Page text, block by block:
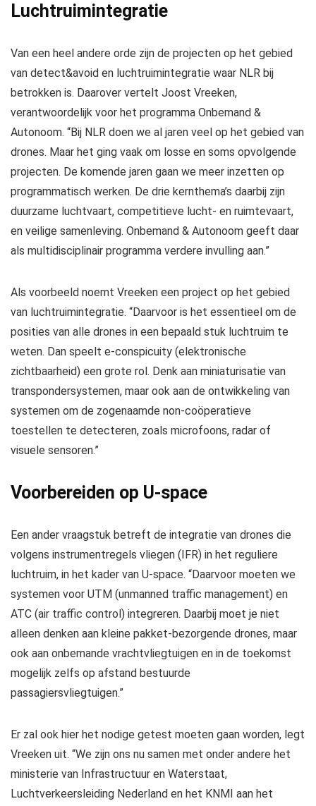
Luchtruimintegratie
Van een heel andere orde zijn de projecten op het gebied
van detect&avoid en luchtruimintegratie waar NLR bij
betrokken is. Daarover vertelt Joost Vreeken,
verantwoordelijk voor het programma Onbemand &
Autonoom. “Bij NLR doen we al jaren veel op het gebied van
drones. Maar het ging vaak om losse en soms opvolgende
projecten. De komende jaren gaan we meer inzetten op
programmatisch werken. De drie kernthema’s daarbij zijn
duurzame luchtvaart, competitieve lucht- en ruimtevaart,
en veilige samenleving. Onbemand & Autonoom geeft daar
als multidisciplinair programma verdere invulling aan.”
Als voorbeeld noemt Vreeken een project op het gebied
van luchtruimintegratie. “Daarvoor is het essentieel om de
posities van alle drones in een bepaald stuk luchtruim te
weten. Dan speelt e-conspicuity (elektronische
zichtbaarheid) een grote rol. Denk aan miniaturisatie van
transpondersystemen, maar ook aan de ontwikkeling van
systemen om de zogenaamde non-coöperatieve
toestellen te detecteren, zoals microfoons, radar of
visuele sensoren.”
Voorbereiden op U-space
Een ander vraagstuk betreft de integratie van drones die
volgens instrumentregels vliegen (IFR) in het reguliere
luchtruim, in het kader van U-space. “Daarvoor moeten we
systemen voor UTM (unmanned traffic management) en
ATC (air traffic control) integreren. Daarbij moet je niet
alleen denken aan kleine pakket-bezorgende drones, maar
ook aan onbemande vrachtvliegtuigen en in de toekomst
mogelijk zelfs op afstand bestuurde
passagiersvliegtuigen.”
Er zal ook hier het nodige getest moeten gaan worden, legt
Vreeken uit. “We zijn ons nu samen met onder andere het
ministerie van Infrastructuur en Waterstaat,
Luchtverkeersleiding Nederland en het KNMI aan het